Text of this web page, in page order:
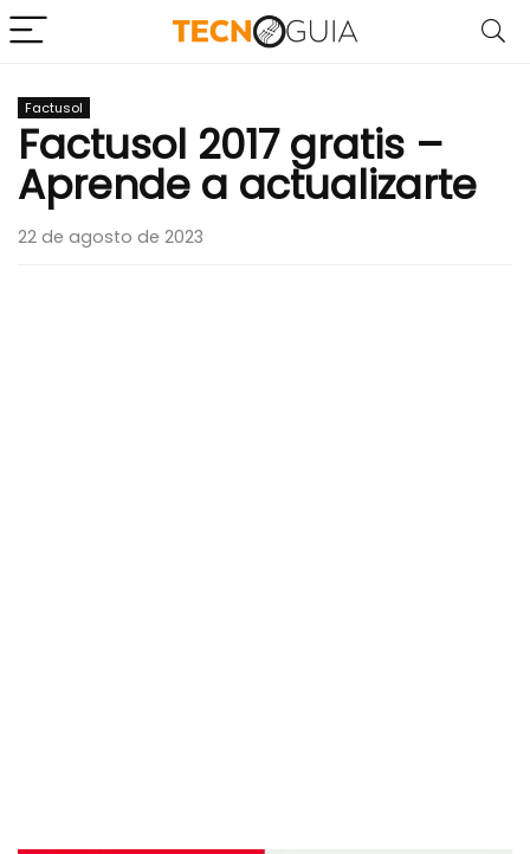
Factusol
Factusol 2017 gratis –
Aprende a actualizarte
22 de agosto de 2023